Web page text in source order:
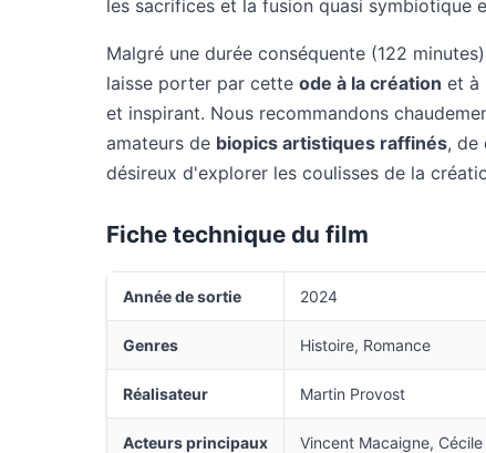
les sacrifices et la fusion quasi symbiotique
Malgré une durée conséquente (122
laisse porter par cette ode à la création et à
et inspirant. Nous recommandons
amateurs de biopics artistiques raffinés, de
désireux d'explorer les coulisses de la
Fiche technique du film
Année de sortie 2024
Genres Histoire, Romance
Réalisateur Martin Provost
Acteurs principaux Vincent Macaigne,